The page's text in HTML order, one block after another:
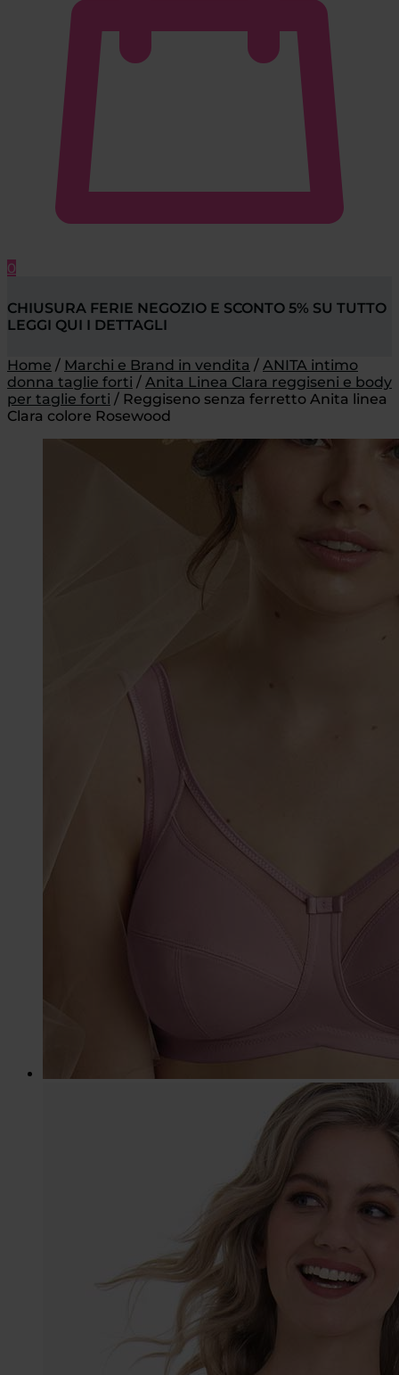
0
CHIUSURA FERIE NEGOZIO E SCONTO 5% SU TUTTO
LEGGI QUI I DETTAGLI
Home / Marchi e Brand in vendita / ANITA intimo
donna taglie forti / Anita Linea Clara reggiseni e body
per taglie forti / Reggiseno senza ferretto Anita linea
Clara colore Rosewood